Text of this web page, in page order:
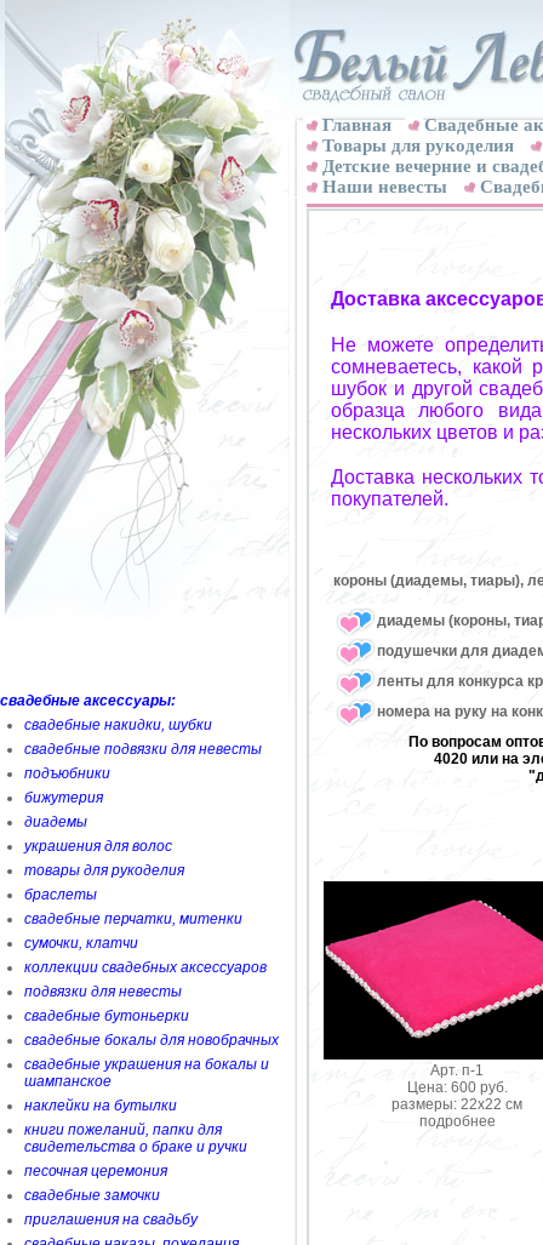
свадебные аксессуары:
свадебные накидки, шубки
свадебные подвязки для невесты
подъюбники
бижутерия
диадемы
украшения для волос
товары для рукоделия
браслеты
свадебные перчатки, митенки
сумочки, клатчи
коллекции свадебных аксессуаров
подвязки для невесты
свадебные бутоньерки
свадебные бокалы для новобрачных
свадебные украшения на бокалы и
шампанское
наклейки на бутылки
книги пожеланий, папки для
свидетельства о браке и ручки
песочная церемония
свадебные замочки
приглашения на свадьбу
Главная
Свадебные
Товары для рукоделия
Детские вечерние и
Наши невесты
Доставка
Не можете
сомневаетесь, какой
шубок и другой
образца любого
нескольких цветов и
Доставка нескольких
покупателей.
короны (диадемы, тиары),
диадемы (короны,
подушечки для
ленты для конкурса
номера на руку на
По вопросам
4020 или на
Арт. п-1
Цена: 600 руб.
размеры: 22х22 см
подробнее